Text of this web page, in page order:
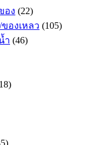
อง (22)
องเหลว (105)
ำ (46)